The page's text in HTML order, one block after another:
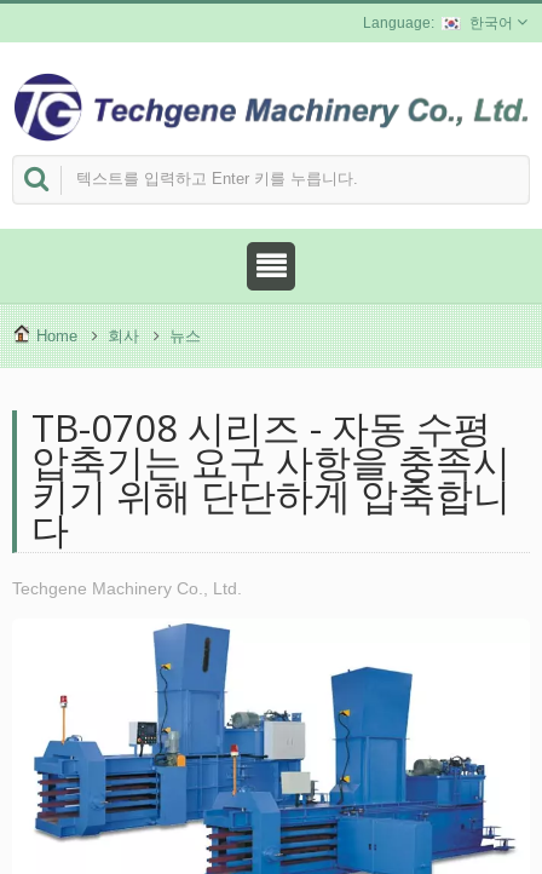
한국어
Home 회사 뉴스
TB-0708 시리즈 - 자동 수평
압축기는 요구 사항을 충족시
키기 위해 단단하게 압축합니
다
Techgene Machinery Co., Ltd.